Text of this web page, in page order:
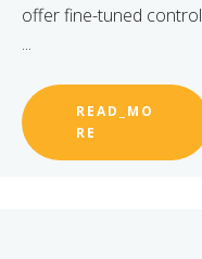
offer fine-tuned control
...
READ_MO
RE